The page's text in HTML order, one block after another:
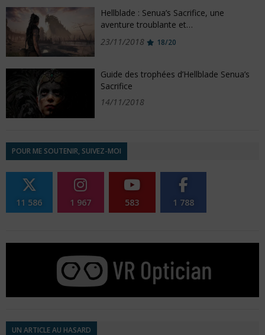
Hellblade : Senua’s Sacrifice, une
aventure troublante et…
23/11/2018
18/20
Guide des trophées d’Hellblade Senua’s
Sacrifice
14/11/2018
POUR ME SOUTENIR, SUIVEZ-MOI
11 586 1 967 583 1 788
UN ARTICLE AU HASARD